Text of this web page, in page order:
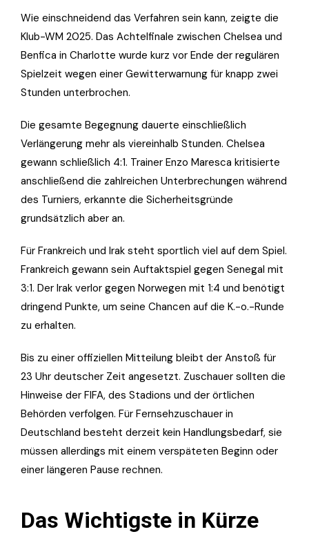
Wie einschneidend das Verfahren sein kann, zeigte die
Klub-WM 2025. Das Achtelfinale zwischen Chelsea und
Benfica in Charlotte wurde kurz vor Ende der regulären
Spielzeit wegen einer Gewitterwarnung für knapp zwei
Stunden unterbrochen.
Die gesamte Begegnung dauerte einschließlich
Verlängerung mehr als viereinhalb Stunden. Chelsea
gewann schließlich 4:1. Trainer Enzo Maresca kritisierte
anschließend die zahlreichen Unterbrechungen während
des Turniers, erkannte die Sicherheitsgründe
grundsätzlich aber an.
Für Frankreich und Irak steht sportlich viel auf dem Spiel.
Frankreich gewann sein Auftaktspiel gegen Senegal mit
3:1. Der Irak verlor gegen Norwegen mit 1:4 und benötigt
dringend Punkte, um seine Chancen auf die K.-o.-Runde
zu erhalten.
Bis zu einer offiziellen Mitteilung bleibt der Anstoß für
23 Uhr deutscher Zeit angesetzt. Zuschauer sollten die
Hinweise der FIFA, des Stadions und der örtlichen
Behörden verfolgen. Für Fernsehzuschauer in
Deutschland besteht derzeit kein Handlungsbedarf, sie
müssen allerdings mit einem verspäteten Beginn oder
einer längeren Pause rechnen.
Das Wichtigste in Kürze